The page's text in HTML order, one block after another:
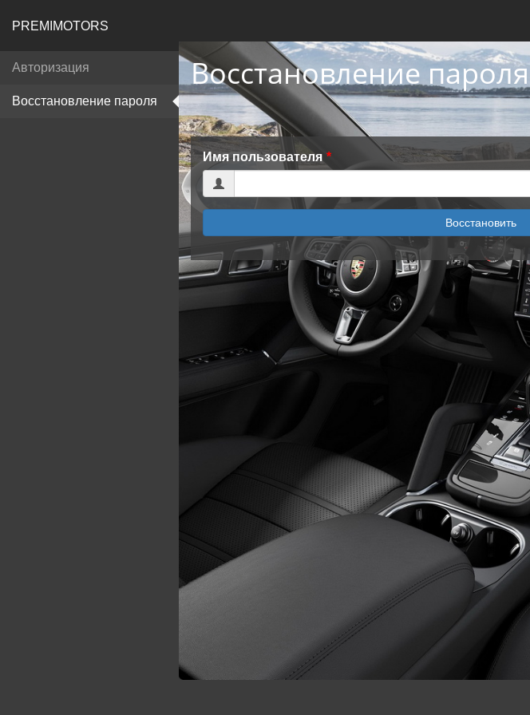
PREMIMOTORS
Авторизация
Восстановление пароля
Восстановление пароля
Имя пользователя